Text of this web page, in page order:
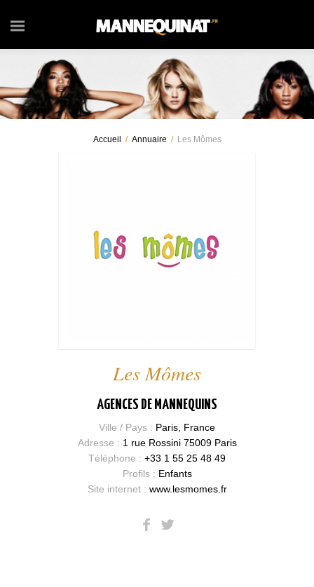
Accueil / Annuaire / Les Mômes
Les Mômes
AGENCES DE MANNEQUINS
Ville / Pays : Paris, France
Adresse : 1 rue Rossini 75009 Paris
Téléphone : +33 1 55 25 48 49
Profils : Enfants
Site internet : www.lesmomes.fr